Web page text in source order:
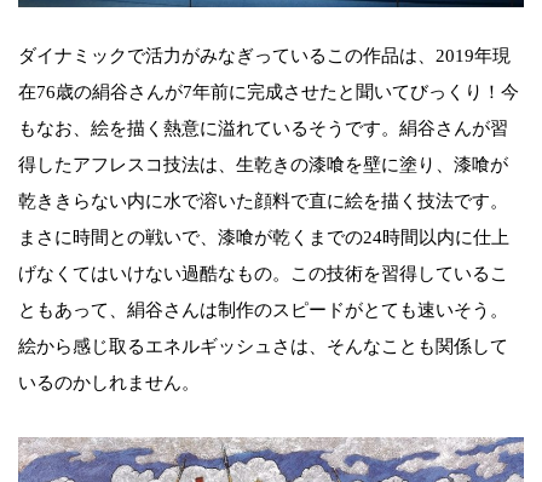
ダイナミックで活力がみなぎっているこの作品は、2019年現
在76歳の絹谷さんが7年前に完成させたと聞いてびっくり！今
もなお、絵を描く熱意に溢れているそうです。絹谷さんが習
得したアフレスコ技法は、生乾きの漆喰を壁に塗り、漆喰が
乾ききらない内に水で溶いた顔料で直に絵を描く技法です。
まさに時間との戦いで、漆喰が乾くまでの24時間以内に仕上
げなくてはいけない過酷なもの。この技術を習得しているこ
ともあって、絹谷さんは制作のスピードがとても速いそう。
絵から感じ取るエネルギッシュさは、そんなことも関係して
いるのかしれません。